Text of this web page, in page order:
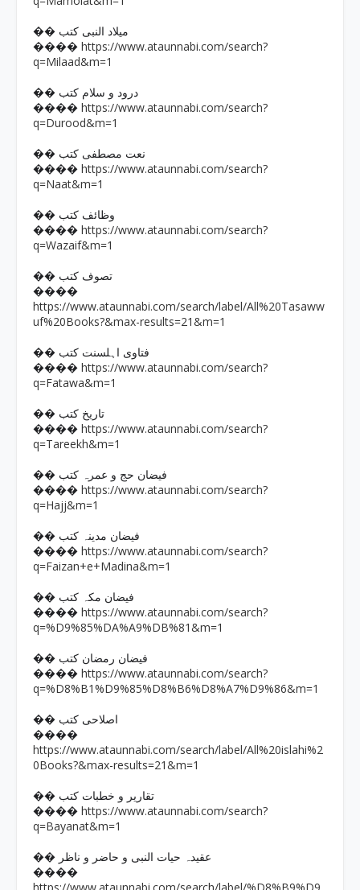
�� میلاد النبی کتب
���� https://www.ataunnabi.com/search?
q=Milaad&m=1
�� درود و سلام کتب
���� https://www.ataunnabi.com/search?
q=Durood&m=1
�� نعت مصطفی کتب
���� https://www.ataunnabi.com/search?
q=Naat&m=1
�� وظائف کتب
���� https://www.ataunnabi.com/search?
q=Wazaif&m=1
�� تصوف کتب
����
https://www.ataunnabi.com/search/label/All%20Tasaww
uf%20Books?&max-results=21&m=1
�� فتاوی اہلسنت کتب
���� https://www.ataunnabi.com/search?
q=Fatawa&m=1
�� تاریخ کتب
���� https://www.ataunnabi.com/search?
q=Tareekh&m=1
�� فیضان حج و عمرہ کتب
���� https://www.ataunnabi.com/search?
q=Hajj&m=1
�� فیضان مدینہ کتب
���� https://www.ataunnabi.com/search?
q=Faizan+e+Madina&m=1
�� فیضان مکہ کتب
���� https://www.ataunnabi.com/search?
q=%D9%85%DA%A9%DB%81&m=1
�� فیضان رمضان کتب
���� https://www.ataunnabi.com/search?
q=%D8%B1%D9%85%D8%B6%D8%A7%D9%86&m=1
�� اصلاحی کتب
����
https://www.ataunnabi.com/search/label/All%20islahi%2
0Books?&max-results=21&m=1
�� تقاریر و خطبات کتب
���� https://www.ataunnabi.com/search?
q=Bayanat&m=1
�� عقیدہ حیات النبی و حاضر و ناظر
����
https://www.ataunnabi.com/search/label/%D8%B9%D9